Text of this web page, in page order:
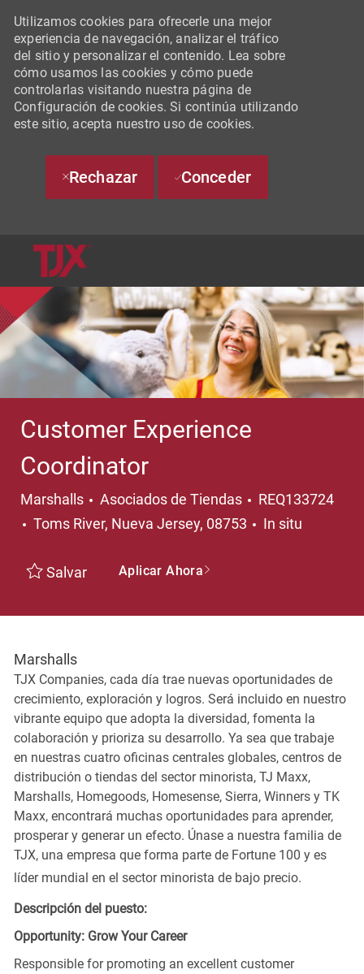
Utilizamos cookies para ofrecerle una mejor
experiencia de navegación, analizar el tráfico
del sitio y personalizar el contenido. Lea sobre
cómo usamos las cookies y cómo puede
controlarlas visitando nuestra página de
Configuración de cookies. Si continúa utilizando
este sitio, acepta nuestro uso de cookies.
Rechazar Conceder
Customer Experience
Coordinator
Marshalls Categoría
Asociados de Tiendas
REQ133724
Ubicación
Toms River, Nueva Jersey, 08753 In situ
Salvar Aplicar Ahora
Marshalls
TJX Companies, cada día trae nuevas oportunidades de
crecimiento, exploración y logros. Será incluido en nuestro
vibrante equipo que adopta la diversidad, fomenta la
colaboración y prioriza su desarrollo. Ya sea que trabaje
en nuestras cuatro oficinas centrales globales, centros de
distribución o tiendas del sector minorista, TJ Maxx,
Marshalls, Homegoods, Homesense, Sierra, Winners y TK
Maxx, encontrará muchas oportunidades para aprender,
prosperar y generar un efecto. Únase a nuestra familia de
TJX, una empresa que forma parte de Fortune 100 y es
líder mundial en el sector minorista de bajo precio.
Descripción del puesto:
Opportunity: Grow Your Career
Responsible for promoting an excellent customer